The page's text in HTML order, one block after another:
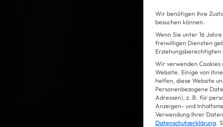
Wir benötigen Ihre
besuchen können.
Wenn Sie unter 16
freiwilligen Diensten
Erziehungsberechtigten
Wir verwenden Cookies
Website. Einige von
helfen, diese Website
Personenbezogene
Adressen), z. B. für
Anzeigen- und
Verwendung Ihrer
Datenschutzerklärung.